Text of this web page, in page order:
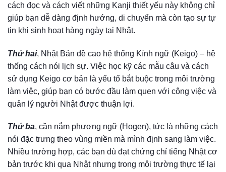
cách đọc và cách viết những Kanji thiết yếu này không chỉ
giúp bạn dễ dàng định hướng, di chuyển mà còn tạo sự tự
tin khi sinh hoạt hàng ngày tại Nhật.
Thứ hai, Nhật Bản đề cao hệ thống Kính ngữ (Keigo) – hệ
thống cách nói lịch sự. Việc học kỹ các mẫu câu và cách
sử dụng Keigo cơ bản là yếu tố bắt buộc trong môi trường
làm việc, giúp bạn có bước đầu làm quen với công việc và
quản lý người Nhật được thuận lợi.
Thứ ba, cần nắm phương ngữ (Hogen), tức là những cách
nói đặc trưng theo vùng miền mà mình định sang làm việc.
Nhiều trường hợp, các bạn dù đạt chứng chỉ tiếng Nhật cơ
bản trước khi qua Nhật nhưng trong môi trường thực tế lại